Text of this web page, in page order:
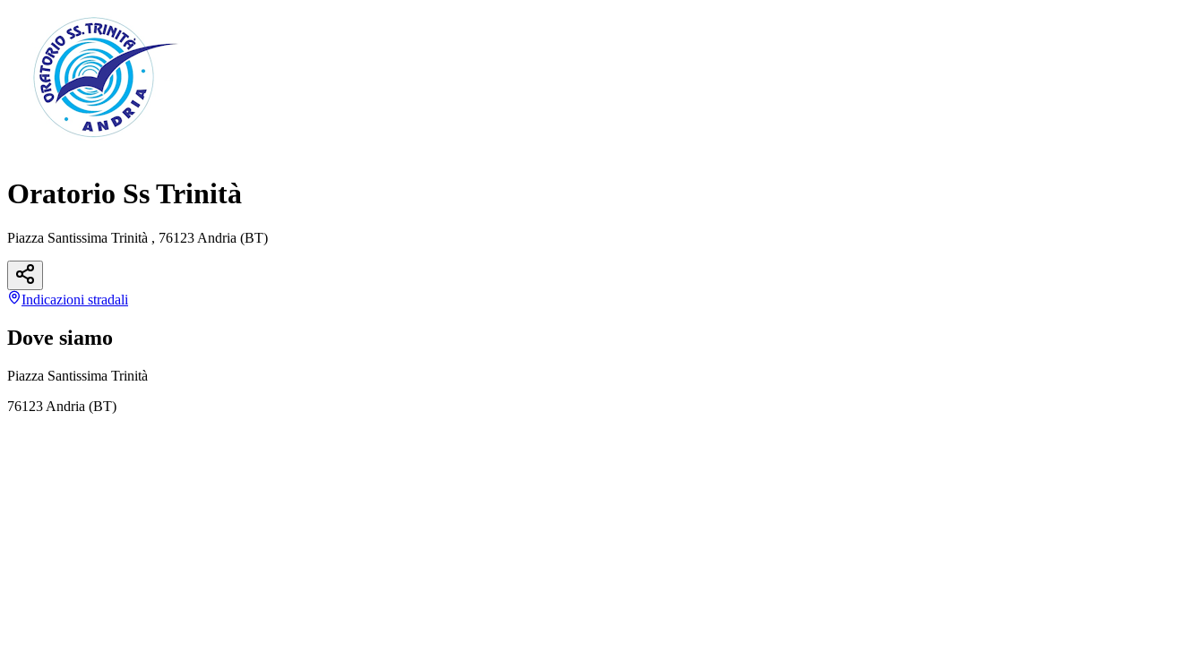
Oratorio Ss Trinità
Piazza Santissima Trinità , 76123 Andria (BT)
Indicazioni stradali
Dove siamo
Piazza Santissima Trinità
76123 Andria (BT)